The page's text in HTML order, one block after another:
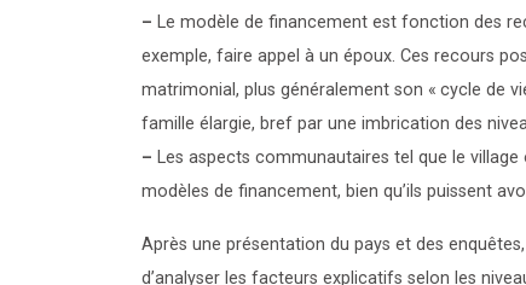
– Le modèle de financement est fonction des
exemple, faire appel à un époux. Ces recours
matrimonial, plus généralement son « cycle de
famille élargie, bref par une imbrication des
– Les aspects communautaires tel que le village
modèles de financement, bien qu’ils puissent
Après une présentation du pays et des
d’analyser les facteurs explicatifs selon les